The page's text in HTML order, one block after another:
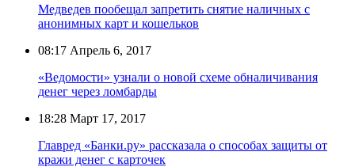
Медведев пообещал запретить снятие наличных с
анонимных карт и кошельков
08:17 Апрель 6, 2017
«Ведомости» узнали о новой схеме обналичивания
денег через ломбарды
18:28 Март 17, 2017
Главред «Банки.ру» рассказала о способах защиты от
кражи денег с карточек